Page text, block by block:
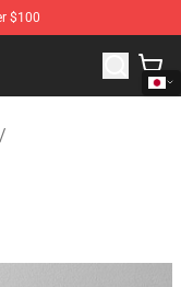
$100
N' Roses
/